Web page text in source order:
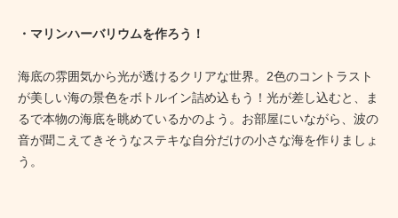
・マリンハーバリウムを作ろう！
海底の雰囲気から光が透けるクリアな世界。2色のコントラスト
が美しい海の景色をボトルイン詰め込もう！光が差し込むと、ま
るで本物の海底を眺めているかのよう。お部屋にいながら、波の
音が聞こえてきそうなステキな自分だけの小さな海を作りましょ
う。